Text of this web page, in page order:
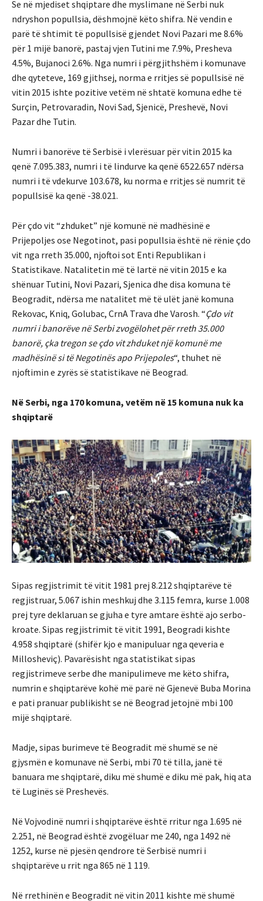
Se në mjediset shqiptare dhe myslimane në Serbi nuk
ndryshon popullsia, dëshmojnë këto shifra. Në vendin e
parë të shtimit të popullsisë gjendet Novi Pazari me 8.6%
për 1 mijë banorë, pastaj vjen Tutini me 7.9%, Presheva
4.5%, Bujanoci 2.6%. Nga numri i përgjithshëm i komunave
dhe qyteteve, 169 gjithsej, norma e rritjes së popullsisë në
vitin 2015 ishte pozitive vetëm në shtatë komuna edhe të
Surçin, Petrovaradin, Novi Sad, Sjenicë, Preshevë, Novi
Pazar dhe Tutin.
Numri i banorëve të Serbisë i vlerësuar për vitin 2015 ka
qenë 7.095.383, numri i të lindurve ka qenë 6522.657 ndërsa
numri i të vdekurve 103.678, ku norma e rritjes së numrit të
popullsisë ka qenë -38.021.
Për çdo vit “zhduket” një komunë në madhësinë e
Prijepoljes ose Negotinot, pasi popullsia është në rënie çdo
vit nga rreth 35.000, njoftoi sot Enti Republikan i
Statistikave. Natalitetin më të lartë në vitin 2015 e ka
shënuar Tutini, Novi Pazari, Sjenica dhe disa komuna të
Beogradit, ndërsa me natalitet më të ulët janë komuna
Rekovac, Kniq, Golubac, CrnA Trava dhe Varosh. “Çdo vit
numri i banorëve në Serbi zvogëlohet për rreth 35.000
banorë, çka tregon se çdo vit zhduket një komunë me
madhësinë si të Negotinës apo Prijepoles“, thuhet në
njoftimin e zyrës së statistikave në Beograd.
Në Serbi, nga 170 komuna, vetëm në 15 komuna nuk ka
shqiptarë
Sipas regjistrimit të vitit 1981 prej 8.212 shqiptarëve të
regjistruar, 5.067 ishin meshkuj dhe 3.115 femra, kurse 1.008
prej tyre deklaruan se gjuha e tyre amtare është ajo serbo-
kroate. Sipas regjistrimit të vitit 1991, Beogradi kishte
4.958 shqiptarë (shifër kjo e manipuluar nga qeveria e
Millosheviç). Pavarësisht nga statistikat sipas
regjistrimeve serbe dhe manipulimeve me këto shifra,
numrin e shqiptarëve kohë më parë në Gjenevë Buba Morina
e pati pranuar publikisht se në Beograd jetojnë mbi 100
mijë shqiptarë.
Madje, sipas burimeve të Beogradit më shumë se në
gjysmën e komunave në Serbi, mbi 70 të tilla, janë të
banuara me shqiptarë, diku më shumë e diku më pak, hiq ata
të Luginës së Preshevës.
Në Vojvodinë numri i shqiptarëve është rritur nga 1.695 në
2.251, në Beograd është zvogëluar me 240, nga 1492 në
1252, kurse në pjesën qendrore të Serbisë numri i
shqiptarëve u rrit nga 865 në 1 119.
Në rrethinën e Beogradit në vitin 2011 kishte më shumë